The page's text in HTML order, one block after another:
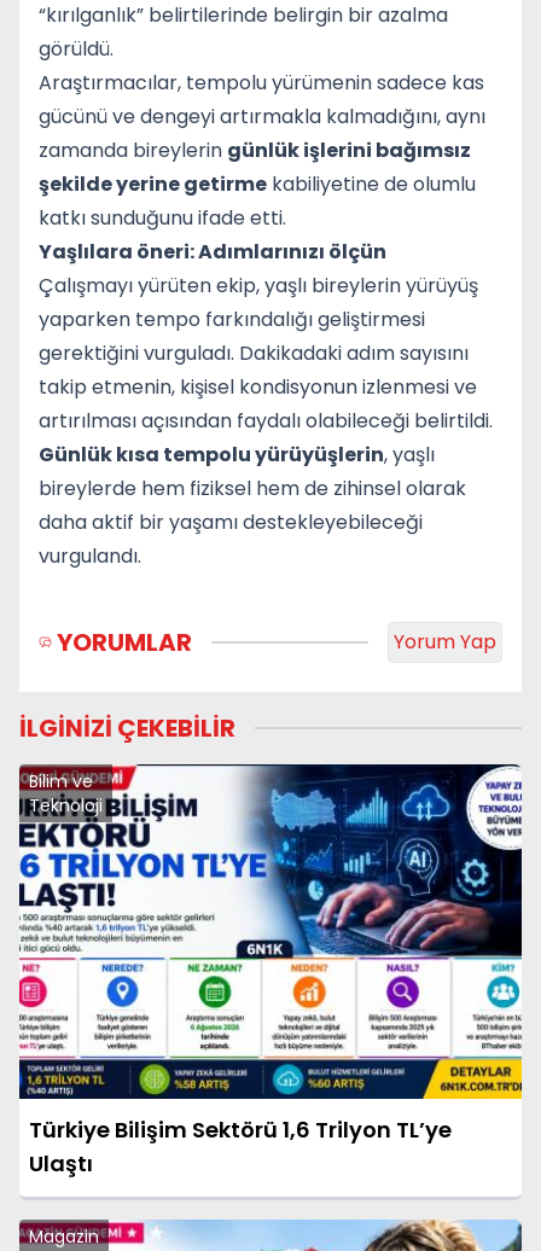
“kırılganlık” belirtilerinde belirgin bir azalma
görüldü.
Araştırmacılar, tempolu yürümenin sadece kas
gücünü ve dengeyi artırmakla kalmadığını, aynı
zamanda bireylerin günlük işlerini bağımsız
şekilde yerine getirme kabiliyetine de olumlu
katkı sunduğunu ifade etti.
Yaşlılara öneri: Adımlarınızı ölçün
Çalışmayı yürüten ekip, yaşlı bireylerin yürüyüş
yaparken tempo farkındalığı geliştirmesi
gerektiğini vurguladı. Dakikadaki adım sayısını
takip etmenin, kişisel kondisyonun izlenmesi ve
artırılması açısından faydalı olabileceği belirtildi.
Günlük kısa tempolu yürüyüşlerin, yaşlı
bireylerde hem fiziksel hem de zihinsel olarak
daha aktif bir yaşamı destekleyebileceği
vurgulandı.
YORUMLAR Yorum Yap
İLGİNİZİ ÇEKEBİLİR
Bilim ve
Teknoloji
Türkiye Bilişim Sektörü 1,6 Trilyon TL’ye
Ulaştı
Magazin